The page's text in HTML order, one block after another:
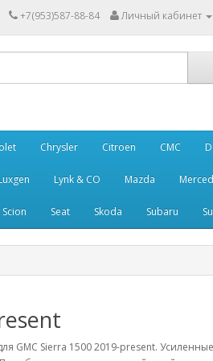
+7(953)587-88-84 Личный кабинет
Chrysler Citroen CMC
Lynk & CO Mazda
Scion Seat Skoda Subaru
GMC Sierra 1500 2019-present.